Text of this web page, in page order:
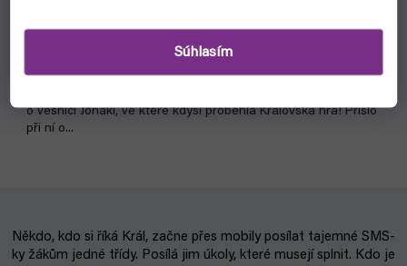
Súhlasím
€8,80 Do košíka
Královská hra už jednou proběhla?! K Nobuakimu,
o vesnici Jonaki, ve které kdysi proběhla Královská hra! Přišlo
při ní o...
Někdo, kdo si říká Král, začne přes mobily posílat tajemné SMS-
ky žákům jedné třídy. Posílá jim úkoly, které musejí splnit. Kdo je